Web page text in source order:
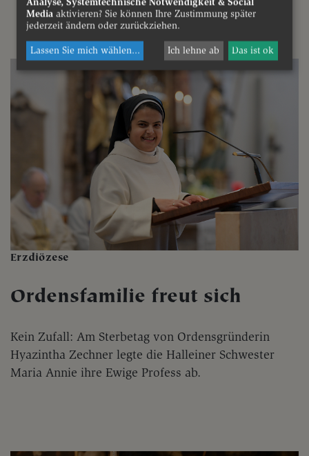
Erzdiözese
Ordensfamilie freut sich
Kein Zufall: Am Sterbetag von Ordensgründerin
Hyazintha Zechner legte die Halleiner Schwester
Maria Annie ihre Ewige Profess ab.
Media aktivieren? Sie können Ihre Zustimmung später
jederzeit ändern oder zurückziehen.
Lassen Sie mich wählen... Ich lehne ab Das ist ok